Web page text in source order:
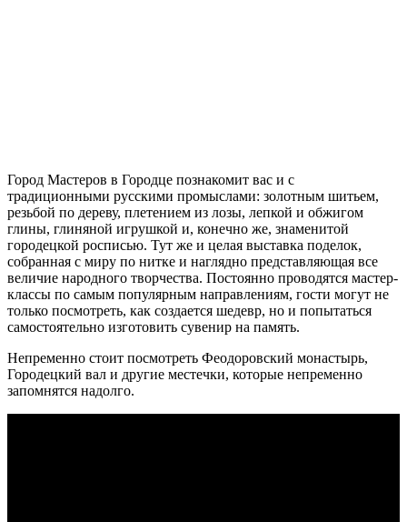
Город Мастеров в Городце познакомит вас и с
традиционными русскими промыслами: золотным шитьем,
резьбой по дереву, плетением из лозы, лепкой и обжигом
глины, глиняной игрушкой и, конечно же, знаменитой
городецкой росписью. Тут же и целая выставка поделок,
собранная с миру по нитке и наглядно представляющая все
величие народного творчества. Постоянно проводятся мастер-
классы по самым популярным направлениям, гости могут не
только посмотреть, как создается шедевр, но и попытаться
самостоятельно изготовить сувенир на память.
Непременно стоит посмотреть Феодоровский монастырь,
Городецкий вал и другие местечки, которые непременно
запомнятся надолго.